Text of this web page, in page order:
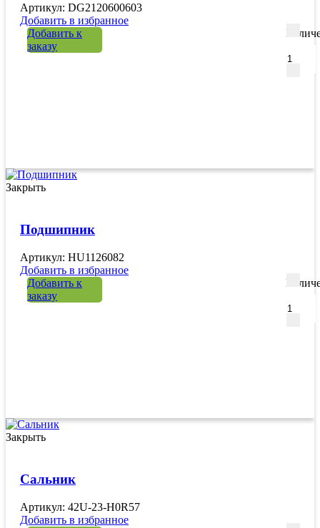
Артикул: DG2120600603
Добавить в избранное
Добавить к
заказу
Закрыть
Подшипник
Артикул: HU1126082
Добавить в избранное
Добавить к
заказу
Закрыть
Сальник
Артикул: 42U-23-H0R57
Добавить в избранное